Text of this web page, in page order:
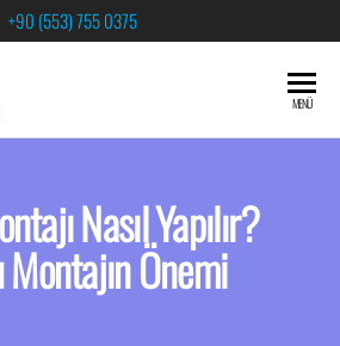
+90 (553) 755 0375
MENÜ
Nasıl Yapılır?
Önemi